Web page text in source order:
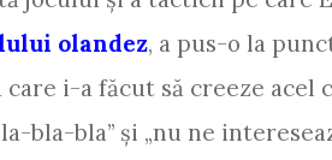
olandez, a pus-o la
care i-a făcut să creeze acel
bla-bla” şi „nu ne